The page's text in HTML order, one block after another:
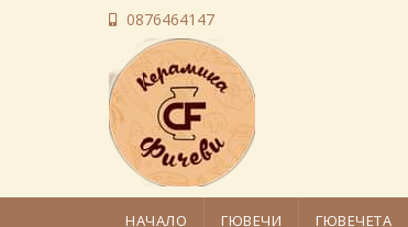
0876464147
НАЧАЛО ГЮВЕЧИ ГЮВЕЧЕТА